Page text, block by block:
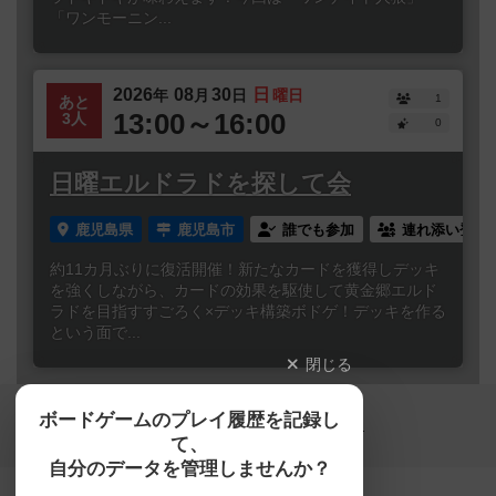
「ワンモーニン...
あと
3人
2026年 08 月 30日 日 曜日
13:00～16:00
1
0
日曜エルドラドを探して会
鹿児島県 鹿児島市 誰でも参加 連れ添い登録
約11カ月ぶりに復活開催！新たなカードを獲得しデッキ
を強くしながら、カードの効果を駆使して黄金郷エルド
ラドを目指すすごろく×デッキ構築ボドゲ！デッキを作る
という面で...
閉じる
ボードゲームのプレイ履歴を記録し
て、
自分のデータを管理しませんか？
【ボドゲーマ】ボードゲームの総合情報サイト